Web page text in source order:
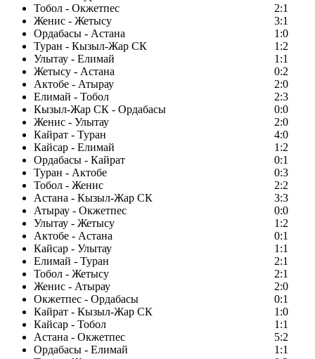
Тобол - Окжетпес
2:1
Женис - Жетысу
3:1
Ордабасы - Астана
1:0
Туран - Кызыл-Жар СК
1:2
Улытау - Елимай
1:1
Жетысу - Астана
0:2
Актобе - Атырау
2:0
Елимай - Тобол
2:3
Кызыл-Жар СК - Ордабасы
0:0
Женис - Улытау
2:0
Кайрат - Туран
4:0
Кайсар - Елимай
1:2
Ордабасы - Кайрат
0:1
Туран - Актобе
0:3
Тобол - Женис
2:2
Астана - Кызыл-Жар СК
3:3
Атырау - Окжетпес
0:0
Улытау - Жетысу
1:2
Актобе - Астана
0:1
Кайсар - Улытау
1:1
Елимай - Туран
2:1
Тобол - Жетысу
2:1
Женис - Атырау
2:0
Окжетпес - Ордабасы
0:1
Кайрат - Кызыл-Жар СК
1:0
Кайсар - Тобол
1:1
Астана - Окжетпес
5:2
Ордабасы - Елимай
1:1